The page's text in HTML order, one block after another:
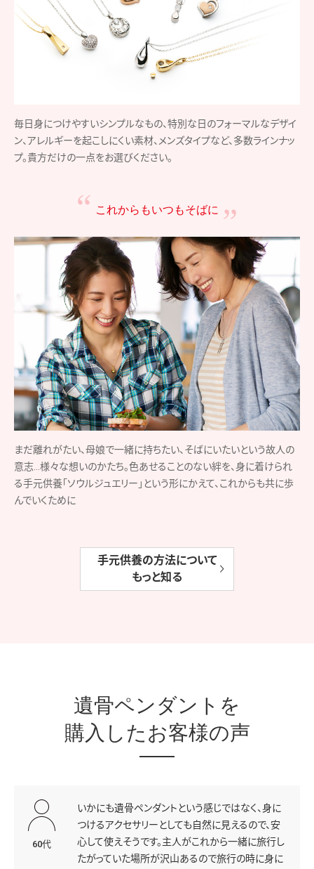
毎日身につけやすいシンプルなもの、特別な日のフォーマルなデザイ
ン、アレルギーを起こしにくい素材、メンズタイプなど、多数ラインナッ
プ。貴方だけの一点をお選びください。
これからもいつもそばに
まだ離れがたい、母娘で一緒に持ちたい、そばにいたいという故人の
意志…様々な想いのかたち。色あせることのない絆を、身に着けられ
る手元供養「ソウルジュエリー」という形にかえて、これからも共に歩
んでいくために
手元供養の方法について
もっと知る
遺骨ペンダントを
購入したお客様の声
60代
いかにも遺骨ペンダントという感じではなく、身に
つけるアクセサリーとしても自然に見えるので、安
心して使えそうです。主人がこれから一緒に旅行し
たがっていた場所が沢山あるので旅行の時に身に